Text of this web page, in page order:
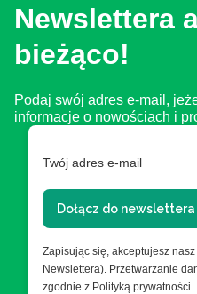
Newslettera
bieżąco!
Podaj swój adres e-mail,
informacje o nowościach i
Twój adres e-mail
Dołącz do newslettera
Zapisując się, akceptujesz
Newslettera). Przetwarzanie
zgodnie z Polityką prywatności.